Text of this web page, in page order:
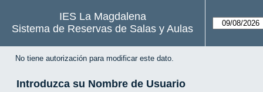
IES La Magdalena
Sistema de Reservas de Salas y Aulas
No tiene autorización para modificar este dato.
Introduzca su Nombre de Usuario